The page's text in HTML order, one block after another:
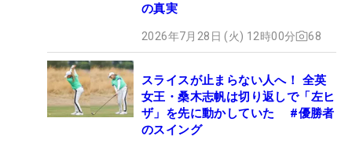
の真実
2026年7月28日 (火) 12時00分 68
スライスが止まらない人へ！ 全英
女王・桑木志帆は切り返しで「左ヒ
ザ」を先に動かしていた #優勝者
のスイング